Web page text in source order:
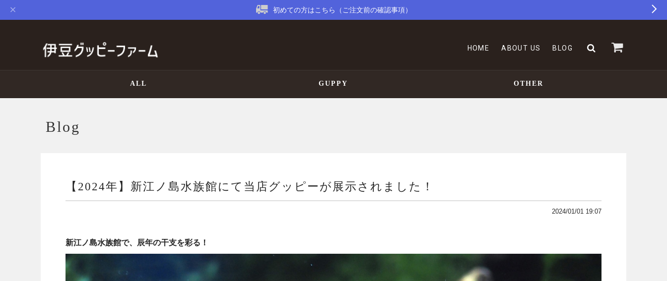
初めての方はこちら（ご注文前の確認事項）
HOME ABOUT US BLOG
ALL GUPPY OTHER
Blog
【2024年】新江ノ島水族館にて当店グッピーが展示されました！
2024/01/01 19:07
新江ノ島水族館で、辰年の干支を彩る！